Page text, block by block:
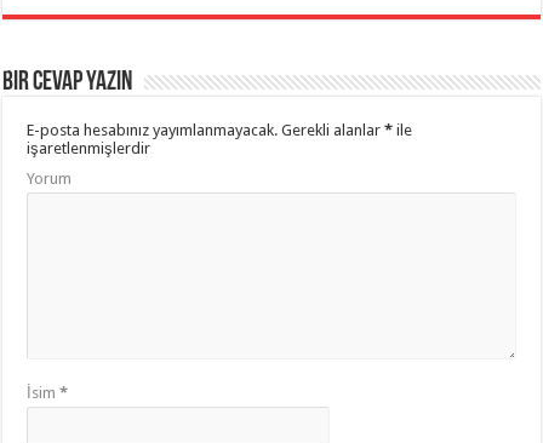
Bir cevap yazın
E-posta hesabınız yayımlanmayacak. Gerekli alanlar* ile
işaretlenmişlerdir
Yorum
İsim*